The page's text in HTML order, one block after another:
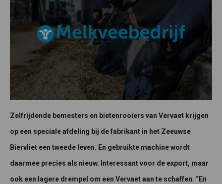
Zelfrijdende bemesters en bietenrooiers van Vervaet krijgen
op een speciale afdeling bij de fabrikant in het Zeeuwse
Biervliet een tweede leven. En gebruikte machine wordt
daarmee precies als nieuw. Interessant voor de export, maar
ook een lagere drempel om een Vervaet aan te schaffen. “En